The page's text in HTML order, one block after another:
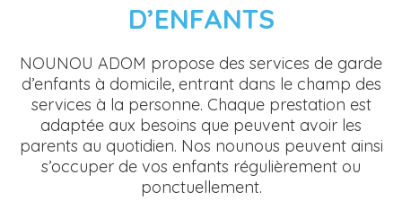
D’ENFANTS
NOUNOU ADOM propose des services de garde
d’enfants à domicile, entrant dans le champ des
services à la personne. Chaque prestation est
adaptée aux besoins que peuvent avoir les
parents au quotidien. Nos nounous peuvent ainsi
s’occuper de vos enfants régulièrement ou
ponctuellement.